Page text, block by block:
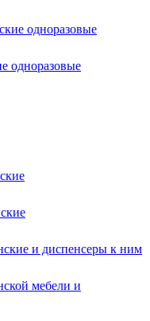
одноразовые
одноразовые
и диспенсеры к ним
мебели и